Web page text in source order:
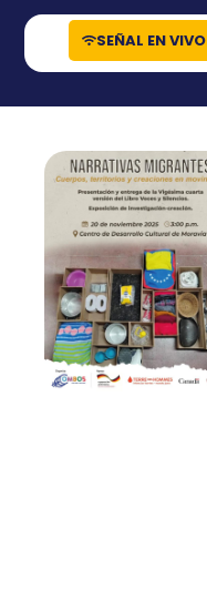
contenido
SEÑAL EN VIVO